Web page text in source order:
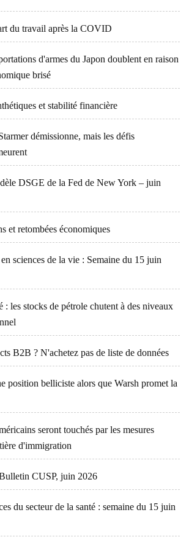
du travail après la COVID
d'armes du Japon doublent en raison
brisé
et stabilité financière
démissionne, mais les défis
DSGE de la Fed de New York – juin
et retombées économiques
sciences de la vie : Semaine du 15 juin
: les stocks de pétrole chutent à des niveaux
B2B ? N'achetez pas de liste de données
position belliciste alors que Warsh promet la
seront touchés par les mesures
d'immigration
CUSP, juin 2026
du secteur de la santé : semaine du 15 juin